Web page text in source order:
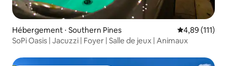
Hébergement ⋅ Southern Pines Évaluation
4,89 (111)
SoPi Oasis | Jacuzzi | Foyer | Salle de jeux | Animaux